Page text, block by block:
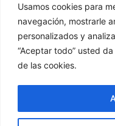
Usamos cookies para
navegación, mostrarle
personalizados y
“Aceptar todo” usted
de las cookies.
Qualitätspolitik
Datenschutz
Bedingungen und
Cookie-Einstellungen